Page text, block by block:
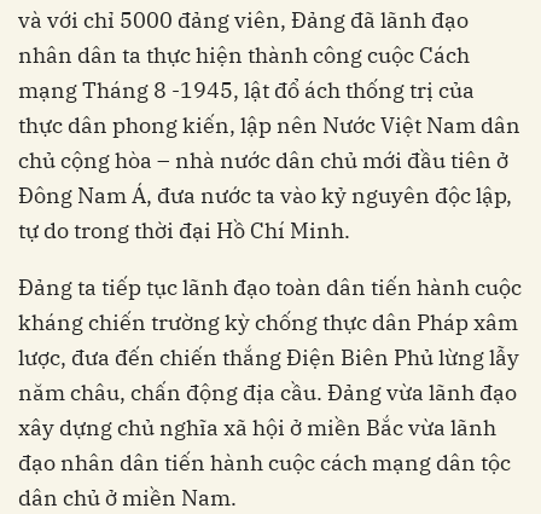
và với chỉ 5000 đảng viên, Đảng đã lãnh đạo
nhân dân ta thực hiện thành công cuộc Cách
mạng Tháng 8 -1945, lật đổ ách thống trị của
thực dân phong kiến, lập nên Nước Việt Nam dân
chủ cộng hòa – nhà nước dân chủ mới đầu tiên ở
Đông Nam Á, đưa nước ta vào kỷ nguyên độc lập,
tự do trong thời đại Hồ Chí Minh.
Đảng ta tiếp tục lãnh đạo toàn dân tiến hành cuộc
kháng chiến trường kỳ chống thực dân Pháp xâm
lược, đưa đến chiến thắng Điện Biên Phủ lừng lẫy
năm châu, chấn động địa cầu. Đảng vừa lãnh đạo
xây dựng chủ nghĩa xã hội ở miền Bắc vừa lãnh
đạo nhân dân tiến hành cuộc cách mạng dân tộc
dân chủ ở miền Nam.